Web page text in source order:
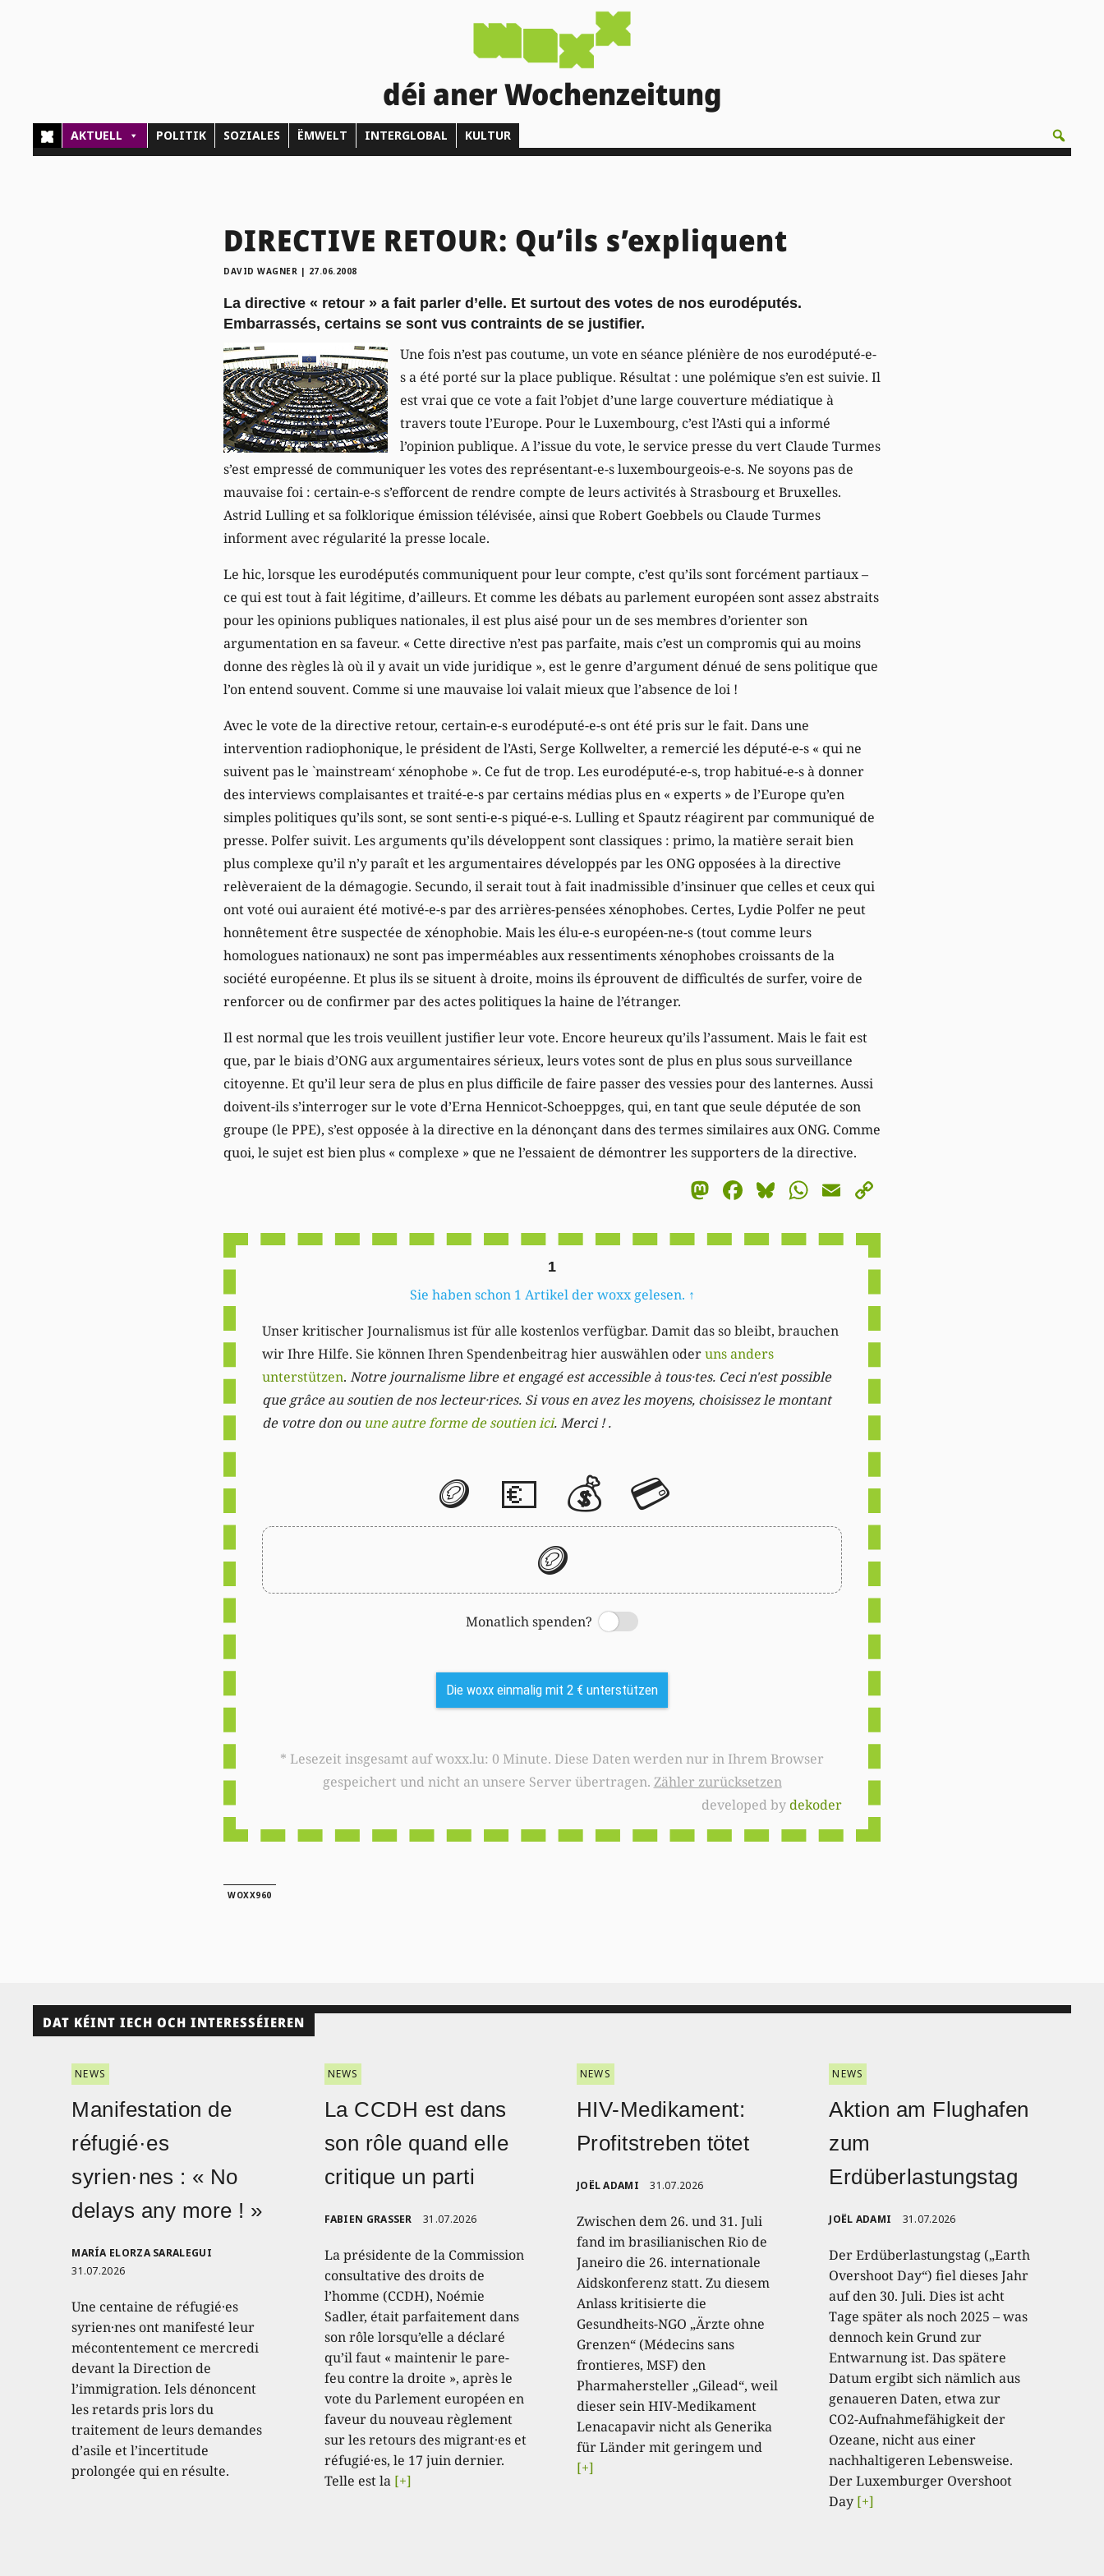
déi aner Wochenzeitung
AKTUELL POLITIK SOZIALES ËMWELT INTERGLOBAL KULTUR
DIRECTIVE RETOUR: Qu’ils s’expliquent
DAVID WAGNER | 27.06.2008
La directive « retour » a fait parler d’elle. Et surtout des votes de nos eurodéputés.
Embarrassés, certains se sont vus contraints de se justifier.
Une fois n’est pas coutume, un vote en séance plénière de nos eurodéputé-e-
s a été porté sur la place publique. Résultat : une polémique s’en est suivie. Il
est vrai que ce vote a fait l’objet d’une large couverture médiatique à
travers toute l’Europe. Pour le Luxembourg, c’est l’Asti qui a informé
l’opinion publique. A l’issue du vote, le service presse du vert Claude Turmes
s’est empressé de communiquer les votes des représentant-e-s luxembourgeois-e-s. Ne soyons pas de
mauvaise foi : certain-e-s s’efforcent de rendre compte de leurs activités à Strasbourg et Bruxelles.
Astrid Lulling et sa folklorique émission télévisée, ainsi que Robert Goebbels ou Claude Turmes
informent avec régularité la presse locale.
Le hic, lorsque les eurodéputés communiquent pour leur compte, c’est qu’ils sont forcément partiaux –
ce qui est tout à fait légitime, d’ailleurs. Et comme les débats au parlement européen sont assez abstraits
pour les opinions publiques nationales, il est plus aisé pour un de ses membres d’orienter son
argumentation en sa faveur. « Cette directive n’est pas parfaite, mais c’est un compromis qui au moins
donne des règles là où il y avait un vide juridique », est le genre d’argument dénué de sens politique que
l’on entend souvent. Comme si une mauvaise loi valait mieux que l’absence de loi !
Avec le vote de la directive retour, certain-e-s eurodéputé-e-s ont été pris sur le fait. Dans une
intervention radiophonique, le président de l’Asti, Serge Kollwelter, a remercié les député-e-s « qui ne
suivent pas le `mainstream‘ xénophobe ». Ce fut de trop. Les eurodéputé-e-s, trop habitué-e-s à donner
des interviews complaisantes et traité-e-s par certains médias plus en « experts » de l’Europe qu’en
simples politiques qu’ils sont, se sont senti-e-s piqué-e-s. Lulling et Spautz réagirent par communiqué de
presse. Polfer suivit. Les arguments qu’ils développent sont classiques : primo, la matière serait bien
plus complexe qu’il n’y paraît et les argumentaires développés par les ONG opposées à la directive
relèveraient de la démagogie. Secundo, il serait tout à fait inadmissible d’insinuer que celles et ceux qui
ont voté oui auraient été motivé-e-s par des arrières-pensées xénophobes. Certes, Lydie Polfer ne peut
honnêtement être suspectée de xénophobie. Mais les élu-e-s européen-ne-s (tout comme leurs
homologues nationaux) ne sont pas imperméables aux ressentiments xénophobes croissants de la
société européenne. Et plus ils se situent à droite, moins ils éprouvent de difficultés de surfer, voire de
renforcer ou de confirmer par des actes politiques la haine de l’étranger.
Il est normal que les trois veuillent justifier leur vote. Encore heureux qu’ils l’assument. Mais le fait est
que, par le biais d’ONG aux argumentaires sérieux, leurs votes sont de plus en plus sous surveillance
citoyenne. Et qu’il leur sera de plus en plus difficile de faire passer des vessies pour des lanternes. Aussi
doivent-ils s’interroger sur le vote d’Erna Hennicot-Schoeppges, qui, en tant que seule députée de son
groupe (le PPE), s’est opposée à la directive en la dénonçant dans des termes similaires aux ONG. Comme
quoi, le sujet est bien plus « complexe » que ne l’essaient de démontrer les supporters de la directive.
Mastodon
Facebook
Bluesky
WhatsApp
Email
1
Sie haben schon 1 Artikel der woxx gelesen. ↑
Unser kritischer Journalismus ist für alle kostenlos verfügbar. Damit das so bleibt, brauchen
wir Ihre Hilfe. Sie können Ihren Spendenbeitrag hier auswählen oderuns anders
unterstützen. Notre journalisme libre et engagé est accessible à tous·tes. Ceci n'est possible
que grâce au soutien de nos lecteur·rices. Si vous en avez les moyens, choisissez le montant
de votre don ou une autre forme de soutien ici. Merci ! .
🪙 💶 💰 💳
🪙
Monatlich spenden?
Switch
Die woxx einmalig mit 2 € unterstützen
* Lesezeit insgesamt auf woxx.lu: 0 Minute. Diese Daten werden nur in Ihrem Browser
gespeichert und nicht an unsere Server übertragen. Zähler zurücksetzen
developed bydekoder
WOXX960
DAT KÉINT IECH OCH INTERESSÉIEREN
NEWS
Manifestation de
réfugié·es
syrien·nes : « No
delays any more ! »
MARÍA ELORZA SARALEGUI
31.07.2026
Une centaine de réfugié·es
syrien·nes ont manifesté leur
mécontentement ce mercredi
devant la Direction de
l’immigration. Iels dénoncent
les retards pris lors du
traitement de leurs demandes
d’asile et l’incertitude
prolongée qui en résulte.
NEWS
La CCDH est dans
son rôle quand elle
critique un parti
FABIEN GRASSER 31.07.2026
La présidente de la Commission
consultative des droits de
l’homme (CCDH), Noémie
Sadler, était parfaitement dans
son rôle lorsqu’elle a déclaré
qu’il faut « maintenir le pare-
feu contre la droite », après le
vote du Parlement européen en
faveur du nouveau règlement
sur les retours des migrant·es et
réfugié·es, le 17 juin dernier.
Telle est la [+]
NEWS
HIV-Medikament:
Profitstreben tötet
JOËL ADAMI 31.07.2026
Zwischen dem 26. und 31. Juli
fand im brasilianischen Rio de
Janeiro die 26. internationale
Aidskonferenz statt. Zu diesem
Anlass kritisierte die
Gesundheits-NGO „Ärzte ohne
Grenzen“ (Médecins sans
frontieres, MSF) den
Pharmahersteller „Gilead“, weil
dieser sein HIV-Medikament
Lenacapavir nicht als Generika
für Länder mit geringem und
[+]
NEWS
Aktion am Flughafen
zum
Erdüberlastungstag
JOËL ADAMI 31.07.2026
Der Erdüberlastungstag („Earth
Overshoot Day“) fiel dieses Jahr
auf den 30. Juli. Dies ist acht
Tage später als noch 2025 – was
dennoch kein Grund zur
Entwarnung ist. Das spätere
Datum ergibt sich nämlich aus
genaueren Daten, etwa zur
CO2-Aufnahmefähigkeit der
Ozeane, nicht aus einer
nachhaltigeren Lebensweise.
Der Luxemburger Overshoot
Day [+]